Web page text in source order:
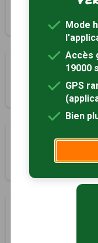
Longnes, Yvelines
9.6 km
Circuit de la
14.5 km
Circuit de
Marcilly-sur-Eure,
8.5 km
Montreuil, Eure-
Mode
Accès
19000
GPS
Bien